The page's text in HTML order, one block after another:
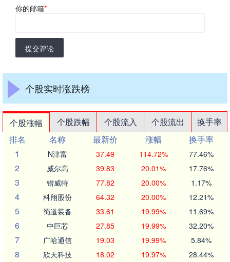
你的邮箱*
提交评论
个股实时涨跌榜
个股涨幅 个股跌幅 个股流入 个股流出
换手率
排名
名称 最新价 涨幅
换手率
1
N津富 37.49 114.72% 77.46%
2 威尔高 39.83 20.01% 17.76%
3 锴威特 77.82 20.00% 1.17%
4 科翔股份 64.32 20.00% 12.21%
5 蜀道装备 33.61 19.99% 11.69%
6 中巨芯 27.85 19.99% 32.20%
7 广哈通信 19.03 19.99% 5.84%
8 欣天科技 18.02 19.97% 28.44%